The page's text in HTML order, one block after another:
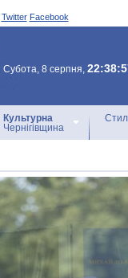
Twitter Facebook
Субота, 8 серпня,
Культурна
Чернігівщина